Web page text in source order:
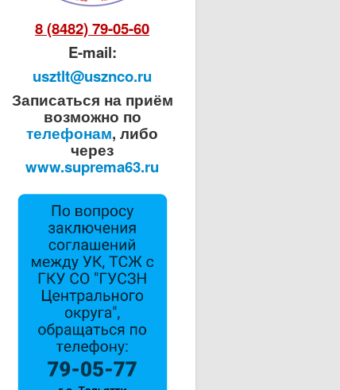
8 (8482) 79-05-60
E-mail:
usztlt@usznco.ru
Записаться на приём
возможно по
телефонам, либо
через
www.suprema63.ru